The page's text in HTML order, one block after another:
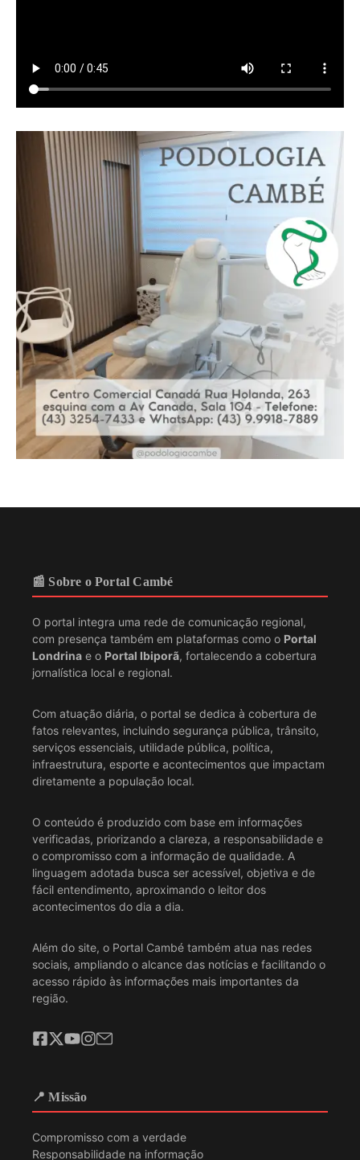
📰 Sobre o Portal Cambé
O portal integra uma rede de comunicação regional,
com presença também em plataformas como o Portal
Londrina e o Portal Ibiporã, fortalecendo a cobertura
jornalística local e regional.
Com atuação diária, o portal se dedica à cobertura de
fatos relevantes, incluindo segurança pública, trânsito,
serviços essenciais, utilidade pública, política,
infraestrutura, esporte e acontecimentos que impactam
diretamente a população local.
O conteúdo é produzido com base em informações
verificadas, priorizando a clareza, a responsabilidade e
o compromisso com a informação de qualidade. A
linguagem adotada busca ser acessível, objetiva e de
fácil entendimento, aproximando o leitor dos
acontecimentos do dia a dia.
Além do site, o Portal Cambé também atua nas redes
sociais, ampliando o alcance das notícias e facilitando o
acesso rápido às informações mais importantes da
região.
📍 Missão
Compromisso com a verdade
Responsabilidade na informação